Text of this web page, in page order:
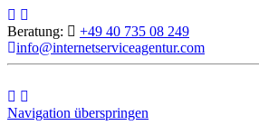
Beratung:
+49 40 735 08 249
info@internetserviceagentur.com
Navigation überspringen